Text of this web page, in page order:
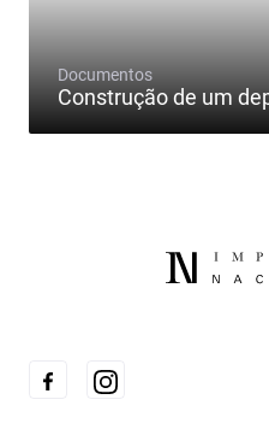
Documentos
Construção de um